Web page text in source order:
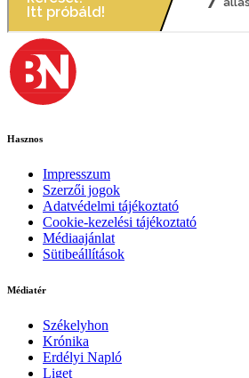
Hasznos
Impresszum
Szerzői jogok
Adatvédelmi tájékoztató
Cookie-kezelési tájékoztató
Médiaajánlat
Sütibeállítások
Médiatér
Székelyhon
Krónika
Erdélyi Napló
Liget